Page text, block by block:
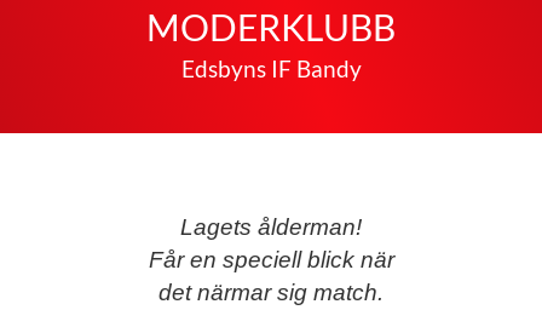
MODERKLUBB
Edsbyns IF Bandy
Lagets ålderman!
Får en speciell blick när
det närmar sig match.